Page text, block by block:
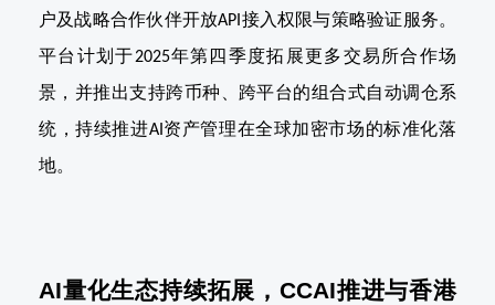
户及战略合作伙伴开放API 接入权限与策略验证服务。
平台计划于2025年第四季度拓展更多交易所合作场
景，并推出支持跨币种、跨平台的组合式自动调仓系
统，持续推进AI 资产管理在全球加密市场的标准化落
地。
AI量化生态持续拓展， CCAI推进与香港